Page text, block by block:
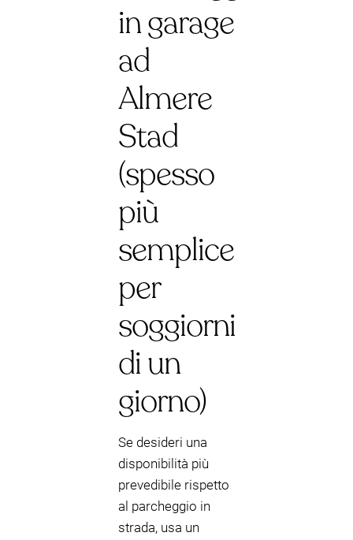
in garage
ad
Almere
Stad
(spesso
più
semplice
per
soggiorni
di un
giorno)
Se desideri una
disponibilità più
prevedibile rispetto
al parcheggio in
strada, usa un